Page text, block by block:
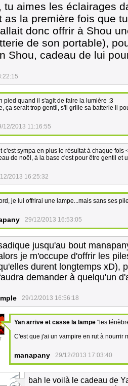
tu aimes les éclairages
as la première fois que
donc offrir à Shou
de son portable),
Shou, cadeau de lui
pied quand il s'agit de faire la lumière :3
ça serait trop gentil, s'il grille sa batterie il
12/2013 11:16:55
c'est sympa en plus le résultat à chaque fois
de noël, à la base c'est pour être gentil et
2013 16:25:32
je lui offrirai une lampe...mais sans ses
29/12/2013 16:53:05
jusqu'au bout
je m'occupe d'offrir les
durent longtemps xD),
demander à quelqu'un
29/12/2013 16:56:18
Yan arrive et casse la lampe "les
C'est que j'ai un vampire en rut à nourrir
manapany 29/12/2013 17:03:40
bah le voilà le cadeau de